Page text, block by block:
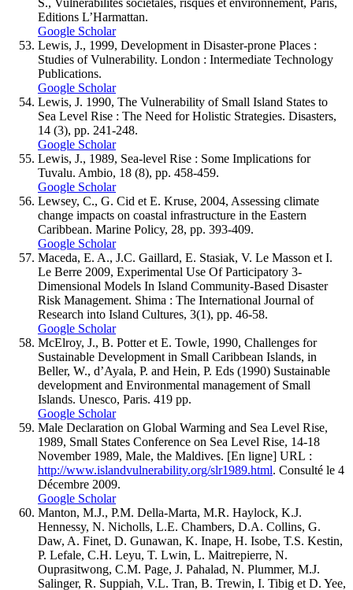
S., Vulnérabilités sociétales, risques et environnement, Paris,
Editions L’Harmattan.
Google Scholar
Lewis, J., 1999, Development in Disaster-prone Places :
Studies of Vulnerability. London : Intermediate Technology
Publications.
Google Scholar
Lewis, J. 1990, The Vulnerability of Small Island States to
Sea Level Rise : The Need for Holistic Strategies. Disasters,
14 (3), pp. 241-248.
Google Scholar
Lewis, J., 1989, Sea-level Rise : Some Implications for
Tuvalu. Ambio, 18 (8), pp. 458-459.
Google Scholar
Lewsey, C., G. Cid et E. Kruse, 2004, Assessing climate
change impacts on coastal infrastructure in the Eastern
Caribbean. Marine Policy, 28, pp. 393-409.
Google Scholar
Maceda, E. A., J.C. Gaillard, E. Stasiak, V. Le Masson et I.
Le Berre 2009, Experimental Use Of Participatory 3-
Dimensional Models In Island Community-Based Disaster
Risk Management. Shima : The International Journal of
Research into Island Cultures, 3(1), pp. 46-58.
Google Scholar
McElroy, J., B. Potter et E. Towle, 1990, Challenges for
Sustainable Development in Small Caribbean Islands, in
Beller, W., d’Ayala, P. and Hein, P. Eds (1990) Sustainable
development and Environmental management of Small
Islands. Unesco, Paris. 419 pp.
Google Scholar
Male Declaration on Global Warming and Sea Level Rise,
1989, Small States Conference on Sea Level Rise, 14-18
November 1989, Male, the Maldives. [En ligne] URL :
http://www.islandvulnerability.org/slr1989.html. Consulté le 4
Décembre 2009.
Google Scholar
Manton, M.J., P.M. Della-Marta, M.R. Haylock, K.J.
Hennessy, N. Nicholls, L.E. Chambers, D.A. Collins, G.
Daw, A. Finet, D. Gunawan, K. Inape, H. Isobe, T.S. Kestin,
P. Lefale, C.H. Leyu, T. Lwin, L. Maitrepierre, N.
Ouprasitwong, C.M. Page, J. Pahalad, N. Plummer, M.J.
Salinger, R. Suppiah, V.L. Tran, B. Trewin, I. Tibig et D. Yee,